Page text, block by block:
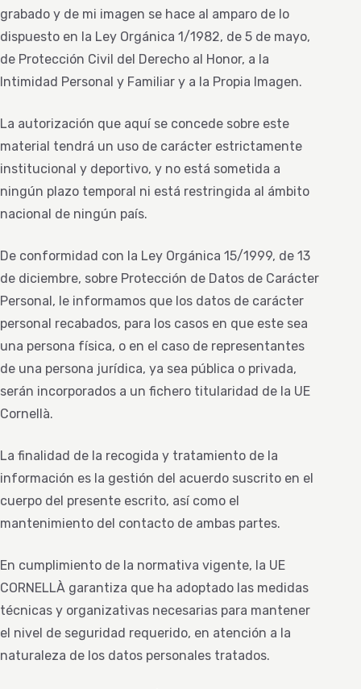
grabado y de mi imagen se hace al amparo de lo
dispuesto en la Ley Orgánica 1/1982, de 5 de mayo,
de Protección Civil del Derecho al Honor, a la
Intimidad Personal y Familiar y a la Propia Imagen.
La autorización que aquí se concede sobre este
material tendrá un uso de carácter estrictamente
institucional y deportivo, y no está sometida a
ningún plazo temporal ni está restringida al ámbito
nacional de ningún país.
De conformidad con la Ley Orgánica 15/1999, de 13
de diciembre, sobre Protección de Datos de Carácter
Personal, le informamos que los datos de carácter
personal recabados, para los casos en que este sea
una persona física, o en el caso de representantes
de una persona jurídica, ya sea pública o privada,
serán incorporados a un fichero titularidad de la UE
Cornellà.
La finalidad de la recogida y tratamiento de la
información es la gestión del acuerdo suscrito en el
cuerpo del presente escrito, así como el
mantenimiento del contacto de ambas partes.
En cumplimiento de la normativa vigente, la UE
CORNELLÀ garantiza que ha adoptado las medidas
técnicas y organizativas necesarias para mantener
el nivel de seguridad requerido, en atención a la
naturaleza de los datos personales tratados.